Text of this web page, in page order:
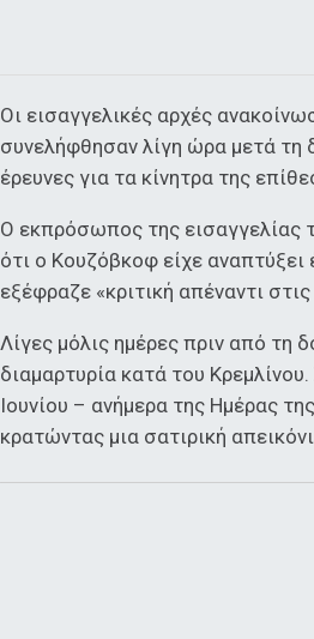
Οι εισαγγελικές αρχές
συνελήφθησαν λίγη ώρα μετά τη
έρευνες για τα κίνητρα της
Ο εκπρόσωπος της εισαγγελίας
ότι ο Κουζόβκοφ είχε αναπτύξει
εξέφραζε «κριτική απέναντι
Λίγες μόλις ημέρες πριν από τη
διαμαρτυρία κατά του
Ιουνίου – ανήμερα της Ημέρας
κρατώντας μια σατιρική